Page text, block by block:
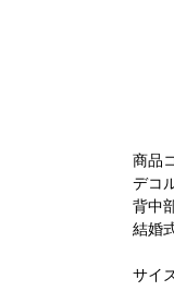
商品
デコ
背中
結婚
サイ